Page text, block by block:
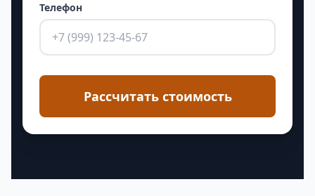
Телефон
Рассчитать стоимость